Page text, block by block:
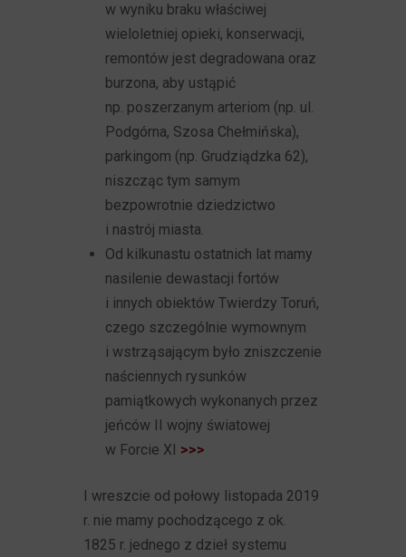
w wyniku braku właściwej
wieloletniej opieki, konserwacji,
remontów jest degradowana oraz
burzona, aby ustąpić
np. poszerzanym arteriom (np. ul.
Podgórna, Szosa Chełmińska),
parkingom (np. Grudziądzka 62),
niszcząc tym samym
bezpowrotnie dziedzictwo
i nastrój miasta.
Od kilkunastu ostatnich lat mamy
nasilenie dewastacji fortów
i innych obiektów Twierdzy Toruń,
czego szczególnie wymownym
i wstrząsającym było zniszczenie
naściennych rysunków
pamiątkowych wykonanych przez
jeńców II wojny światowej
w Forcie XI >>>
I wreszcie od połowy listopada 2019
r. nie mamy pochodzącego z ok.
1825 r. jednego z dzieł systemu